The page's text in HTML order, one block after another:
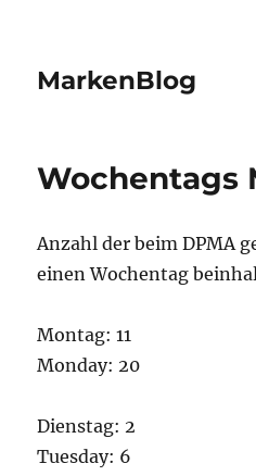
MarkenBlog
Wochentags
Anzahl der beim DPMA
einen Wochentag
Montag: 11
Monday: 20
Dienstag: 2
Tuesday: 6